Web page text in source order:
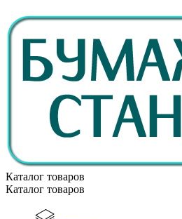
Каталог товаров
Каталог товаров